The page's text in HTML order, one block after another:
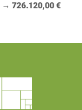
→ 726.120,00 €